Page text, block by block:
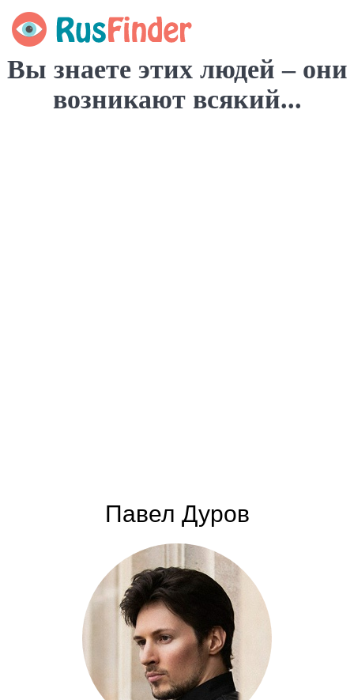
Вы знаете этих людей – они
возникают всякий...
Павел Дуров